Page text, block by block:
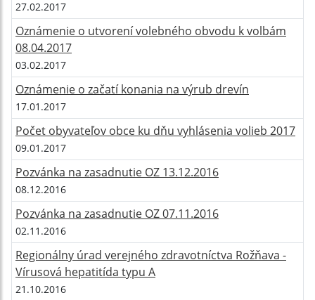
27.02.2017
Oznámenie o utvorení volebného obvodu k volbám
08.04.2017
03.02.2017
Oznámenie o začatí konania na výrub drevín
17.01.2017
Počet obyvateľov obce ku dňu vyhlásenia volieb 2017
09.01.2017
Pozvánka na zasadnutie OZ 13.12.2016
08.12.2016
Pozvánka na zasadnutie OZ 07.11.2016
02.11.2016
Regionálny úrad verejného zdravotníctva Rožňava -
Vírusová hepatitída typu A
21.10.2016